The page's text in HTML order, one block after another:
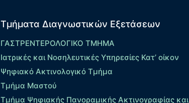
Τμήματα Διαγνωστικών Εξετάσεων
ΓΑΣΤΡΕΝΤΕΡΟΛΟΓΙΚΟ ΤΜΗΜΑ
Ιατρικές και Νοσηλευτικές Υπηρεσίες Κατ’ οίκον
Ψηφιακό Ακτινολογικό Τμήμα
Τμήμα Μαστού
Τμήμα Ψηφιακής Πανοραμικής Ακτινογραφίας και